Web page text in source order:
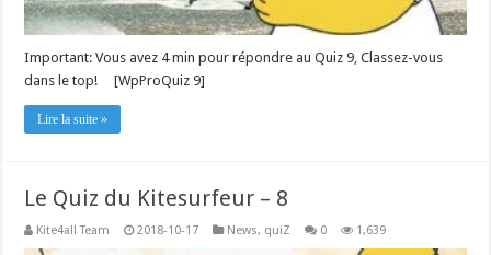
Important: Vous avez 4 min pour répondre au Quiz 9, Classez-vous
dans le top! [WpProQuiz 9]
Lire la suite »
Le Quiz du Kitesurfeur – 8
Kite4all Team 2018-10-17 News, quiZ 0 1,639